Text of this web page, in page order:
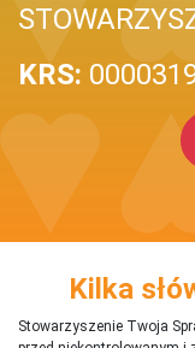
KRS:
Kilka
Stowarzyszenie Twoja